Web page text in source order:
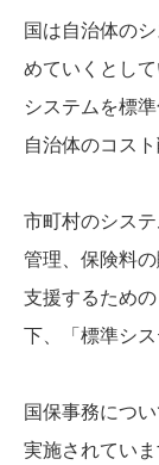
国は自治体の
めていくとし
システムを標
自治体のコス
市町村のシス
管理、保険料
支援するため
下、「標準シ
国保事務につ
実施されてい